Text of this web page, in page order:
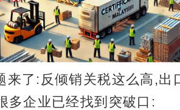
:反倾销关税这么高,出
多企业已经找到突破口: